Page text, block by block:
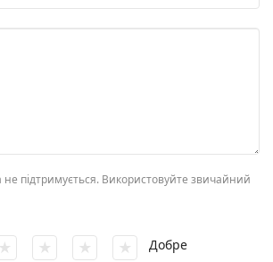
не підтримується. Використовуйте звичайний
Добре